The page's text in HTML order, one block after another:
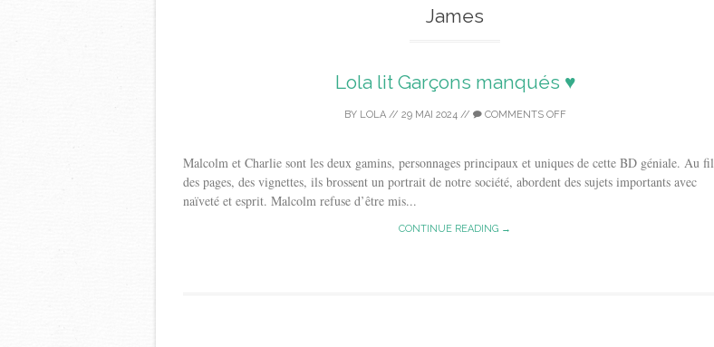
James
Lola lit Garçons manqués ♥
BY LOLA// 29 MAI 2024// COMMENTS OFF
Malcolm et Charlie sont les deux gamins, personnages principaux et uniques de cette BD géniale. Au fil
des pages, des vignettes, ils brossent un portrait de notre société, abordent des sujets importants avec
naïveté et esprit. Malcolm refuse d’être mis...
CONTINUE READING →